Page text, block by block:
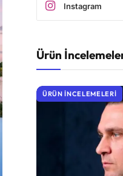
Instagram
Ürün
ÜRÜN İNCELEMELERI